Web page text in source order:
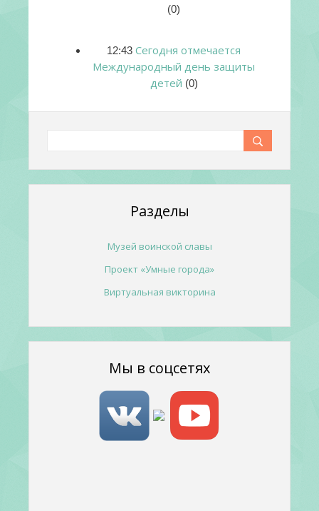
(0)
12:43 Сегодня отмечается
Международный день защиты
детей (0)
Разделы
Музей воинской славы
Проект «Умные города»
Виртуальная викторина
Мы в соцсетях